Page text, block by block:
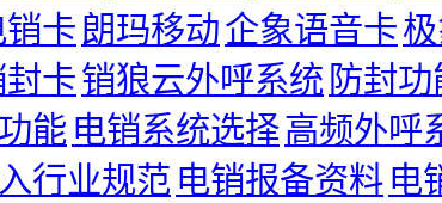
销卡 朗玛移动企象语音卡
封卡销狼云外呼系统 防封功
能 电销系统选择高频外呼
行业规范 电销报备资料 电